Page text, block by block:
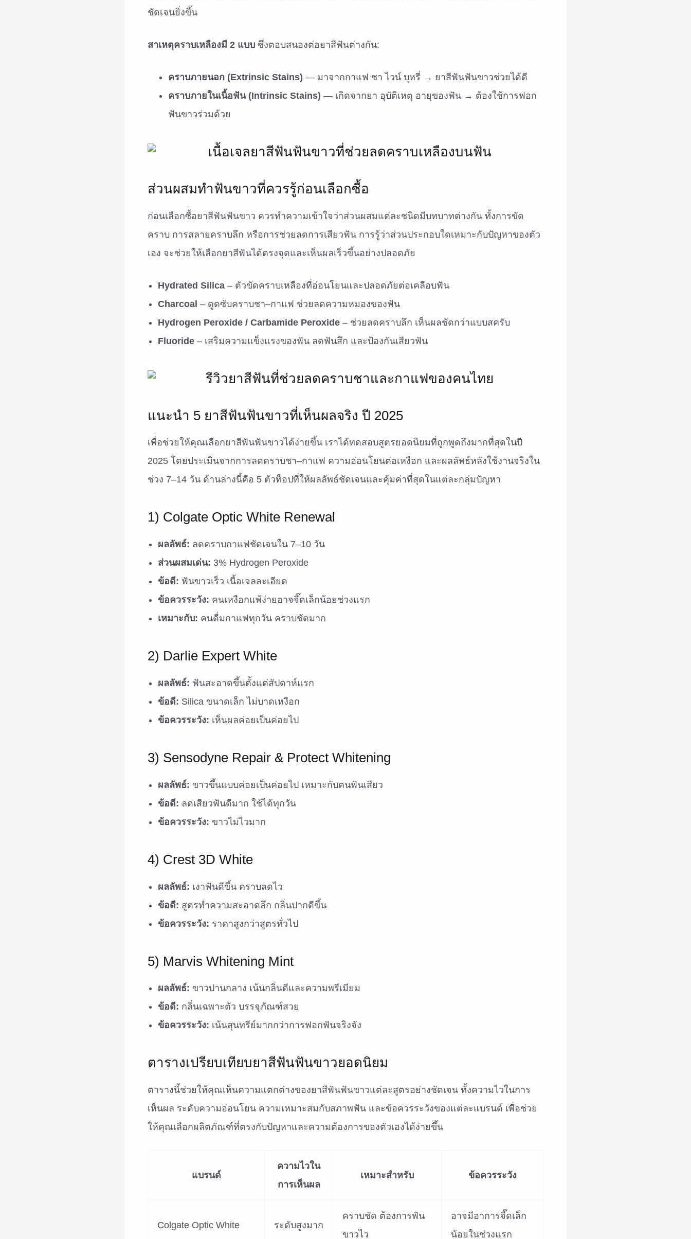
ชัดเจนยิ่งขึ้น
สาเหตุคราบเหลืองมี 2 แบบ ซึ่งตอบสนองต่อยาสีฟันต่างกัน:
คราบภายนอก (Extrinsic Stains) — มาจากกาแฟ ชา ไวน์ บุหรี่ → ยาสีฟันฟันขาวช่วยได้ดี
คราบภายในเนื้อฟัน (Intrinsic Stains) — เกิดจากยา อุบัติเหตุ อายุของฟัน → ต้องใช้การฟอก
ฟันขาวร่วมด้วย
ส่วนผสมทำฟันขาวที่ควรรู้ก่อนเลือกซื้อ
ก่อนเลือกซื้อยาสีฟันฟันขาว ควรทำความเข้าใจว่าส่วนผสมแต่ละชนิดมีบทบาทต่างกัน ทั้งการขัด
คราบ การสลายคราบลึก หรือการช่วยลดการเสียวฟัน การรู้ว่าส่วนประกอบใดเหมาะกับปัญหาของตัว
เอง จะช่วยให้เลือกยาสีฟันได้ตรงจุดและเห็นผลเร็วขึ้นอย่างปลอดภัย
Hydrated Silica – ตัวขัดคราบเหลืองที่อ่อนโยนและปลอดภัยต่อเคลือบฟัน
Charcoal – ดูดซับคราบชา–กาแฟ ช่วยลดความหมองของฟัน
Hydrogen Peroxide / Carbamide Peroxide – ช่วยลดคราบลึก เห็นผลชัดกว่าแบบสครับ
Fluoride – เสริมความแข็งแรงของฟัน ลดฟันสึก และป้องกันเสียวฟัน
แนะนำ 5 ยาสีฟันฟันขาวที่เห็นผลจริง ปี 2025
เพื่อช่วยให้คุณเลือกยาสีฟันฟันขาวได้ง่ายขึ้น เราได้ทดสอบสูตรยอดนิยมที่ถูกพูดถึงมากที่สุดในปี
2025 โดยประเมินจากการลดคราบชา–กาแฟ ความอ่อนโยนต่อเหงือก และผลลัพธ์หลังใช้งานจริงใน
ช่วง 7–14 วัน ด้านล่างนี้คือ 5 ตัวท็อปที่ให้ผลลัพธ์ชัดเจนและคุ้มค่าที่สุดในแต่ละกลุ่มปัญหา
1) Colgate Optic White Renewal
ผลลัพธ์: ลดคราบกาแฟชัดเจนใน 7–10 วัน
ส่วนผสมเด่น: 3% Hydrogen Peroxide
ข้อดี: ฟันขาวเร็ว เนื้อเจลละเอียด
ข้อควรระวัง: คนเหงือกแพ้ง่ายอาจจี๊ดเล็กน้อยช่วงแรก
เหมาะกับ: คนดื่มกาแฟทุกวัน คราบชัดมาก
2) Darlie Expert White
ผลลัพธ์: ฟันสะอาดขึ้นตั้งแต่สัปดาห์แรก
ข้อดี: Silica ขนาดเล็ก ไม่บาดเหงือก
ข้อควรระวัง: เห็นผลค่อยเป็นค่อยไป
3) Sensodyne Repair & Protect Whitening
ผลลัพธ์: ขาวขึ้นแบบค่อยเป็นค่อยไป เหมาะกับคนฟันเสียว
ข้อดี: ลดเสียวฟันดีมาก ใช้ได้ทุกวัน
ข้อควรระวัง: ขาวไม่ไวมาก
4) Crest 3D White
ผลลัพธ์: เงาฟันดีขึ้น คราบลดไว
ข้อดี: สูตรทำความสะอาดลึก กลิ่นปากดีขึ้น
ข้อควรระวัง: ราคาสูงกว่าสูตรทั่วไป
5) Marvis Whitening Mint
ผลลัพธ์: ขาวปานกลาง เน้นกลิ่นดีและความพรีเมียม
ข้อดี: กลิ่นเฉพาะตัว บรรจุภัณฑ์สวย
ข้อควรระวัง: เน้นสุนทรีย์มากกว่าการฟอกฟันจริงจัง
ตารางเปรียบเทียบยาสีฟันฟันขาวยอดนิยม
ตารางนี้ช่วยให้คุณเห็นความแตกต่างของยาสีฟันฟันขาวแต่ละสูตรอย่างชัดเจน ทั้งความไวในการ
เห็นผล ระดับความอ่อนโยน ความเหมาะสมกับสภาพฟัน และข้อควรระวังของแต่ละแบรนด์ เพื่อช่วย
ให้คุณเลือกผลิตภัณฑ์ที่ตรงกับปัญหาและความต้องการของตัวเองได้ง่ายขึ้น
แบรนด์
ความไวใน
การเห็นผล
เหมาะสำหรับ ข้อควรระวัง
Colgate Optic White ระดับสูงมาก
คราบชัด ต้องการฟัน
ขาวไว
อาจมีอาการจี๊ดเล็ก
น้อยในช่วงแรก